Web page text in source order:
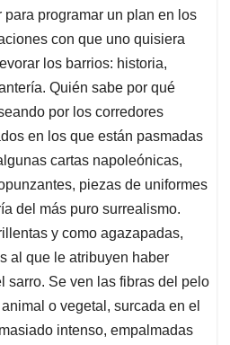
programar un plan en los
con que uno quisiera
los barrios: historia,
Quién sabe por qué
por los corredores
en los que están pasmadas
cartas napoleónicas,
piezas de uniformes
del más puro surrealismo.
y como agazapadas,
al que le atribuyen haber
sarro. Se ven las fibras del pelo
o vegetal, surcada en el
intenso, empalmadas